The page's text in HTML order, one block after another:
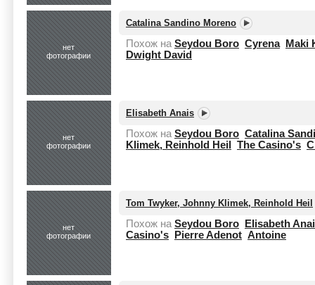
нет
фотографии
Catalina Sandino Moreno
Похож на Seydou Boro Cyrena
Maki
Dwight David
нет
фотографии
Elisabeth Anais
Похож на Seydou Boro Catalina
Klimek, Reinhold Heil
The Casino's
нет
фотографии
Tom Twyker, Johnny Klimek, Reinhold Heil
Похож на Seydou Boro
Elisabeth
Casino's
Pierre Adenot Antoine